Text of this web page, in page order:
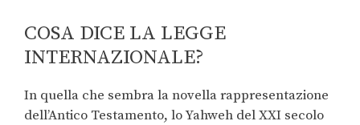
COSA DICE LA LEGGE
INTERNAZIONALE?
In quella che sembra la novella rappresentazione
dell’Antico Testamento, lo Yahweh del XXI secolo